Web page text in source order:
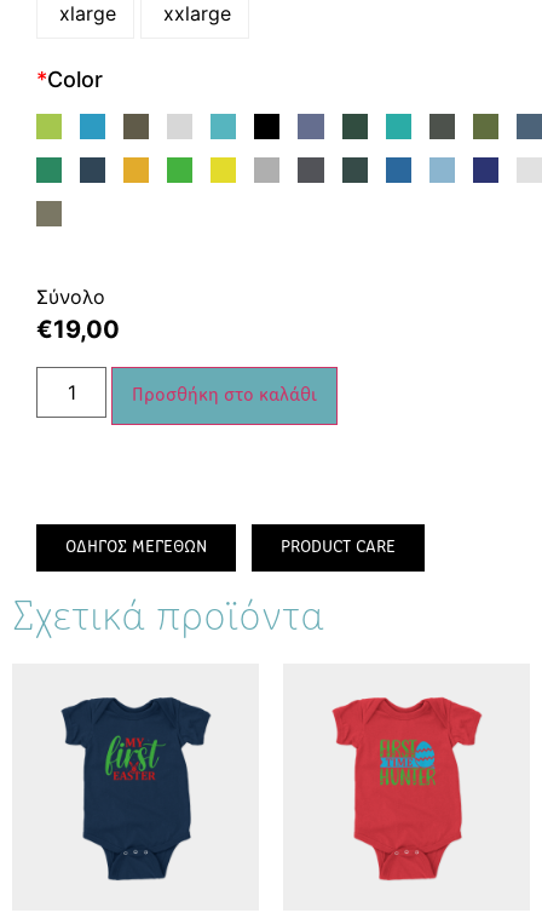
xlarge xxlarge
*Color
Σύνολο
€19,00
Προσθήκη στο καλάθι
ΟΔΗΓΟΣ ΜΕΓΕΘΩΝ PRODUCT CARE
Σχετικά προϊόντα